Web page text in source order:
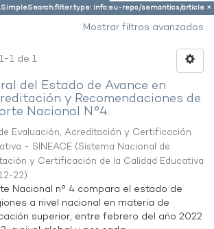
info:eu-repo/semantics/article ×
Mostrar filtros avanzados
1 de 1
del Estado de Avance en
y Recomendaciones de
Nacional N°4.
Evaluación, Acreditación y Certificación
- SINEACE (Sistema Nacional de
y Certificación de la Calidad Educativa
22)
Nacional n° 4 compara el estado de
a nivel nacional en materia de
superior, entre febrero del año 2022